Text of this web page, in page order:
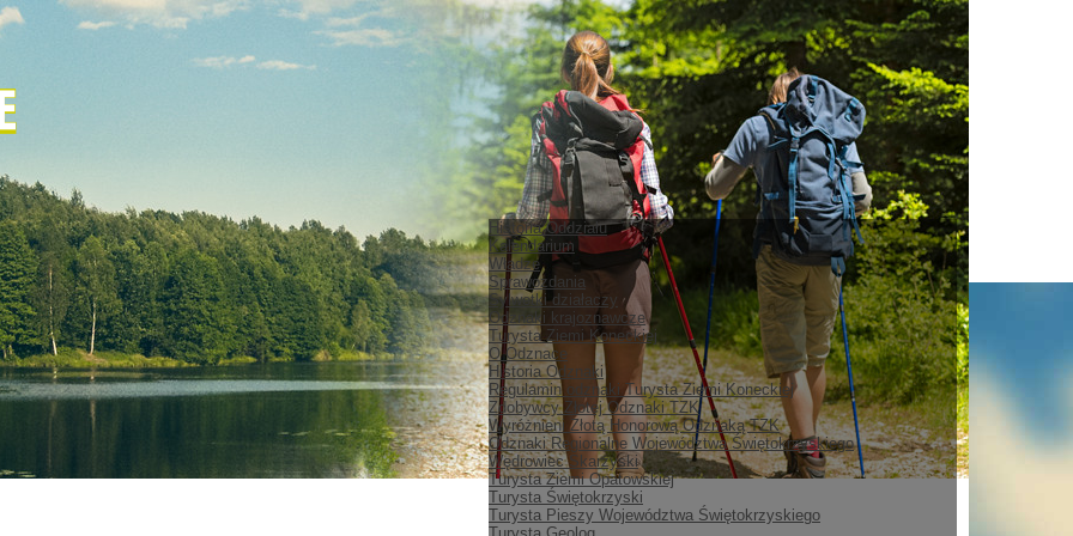
Historia Oddziału
Kalendarium
Władze
Sprawozdania
Sylwetki działaczy
Odznaki krajoznawcze
Turysta Ziemi Koneckiej
O Odznace
Historia Odznaki
Regulamin odznaki Turysta Ziemi Koneckiej
Zdobywcy Złotej Odznaki TZK
Wyróżnieni Złotą Honorową Odznaką TZK
Odznaki Regionalne Województwa Świętokrzyskiego
Wędrowiec Skarżyski
Turysta Ziemi Opatowskiej
Turysta Świętokrzyski
Turysta Pieszy Województwa Świętokrzyskiego